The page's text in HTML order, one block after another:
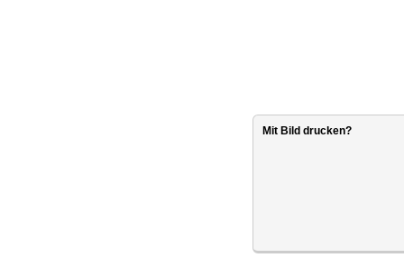
Mit Bild drucken?